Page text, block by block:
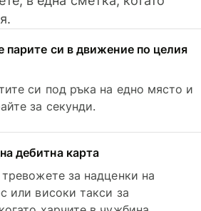
парите си в движение по целия
си под ръка на едно място и
за секунди.
дебитна карта
за надценки на
или високи такси за